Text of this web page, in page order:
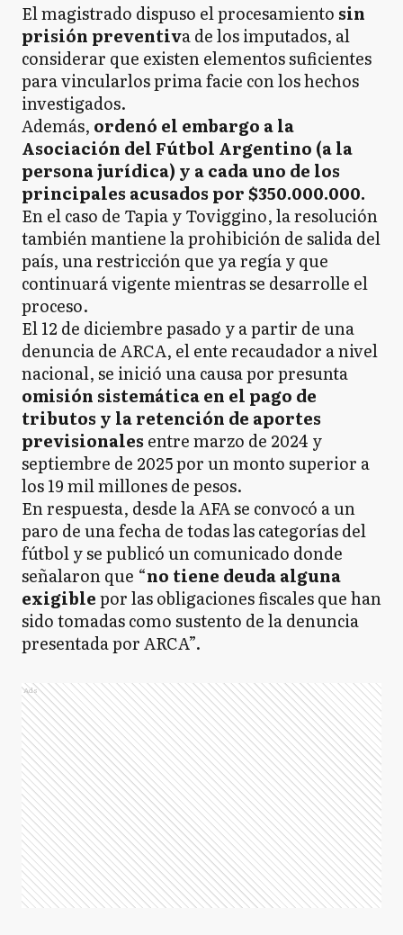
El magistrado dispuso el procesamiento sin
prisión preventiva de los imputados, al
considerar que existen elementos suficientes
para vincularlos prima facie con los hechos
investigados.
Además, ordenó el embargo a la
Asociación del Fútbol Argentino (a la
persona jurídica) y a cada uno de los
principales acusados por $350.000.000.
En el caso de Tapia y Toviggino, la resolución
también mantiene la prohibición de salida del
país, una restricción que ya regía y que
continuará vigente mientras se desarrolle el
proceso.
El 12 de diciembre pasado y a partir de una
denuncia de ARCA, el ente recaudador a nivel
nacional, se inició una causa por presunta
omisión sistemática en el pago de
tributos y la retención de aportes
previsionales entre marzo de 2024 y
septiembre de 2025 por un monto superior a
los 19 mil millones de pesos.
En respuesta, desde la AFA se convocó a un
paro de una fecha de todas las categorías del
fútbol y se publicó un comunicado donde
señalaron que “no tiene deuda alguna
exigiblepor las obligaciones fiscales que han
sido tomadas como sustento de la denuncia
presentada por ARCA”.
Ads